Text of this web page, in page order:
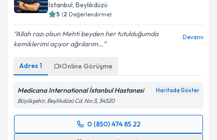
E-posta Adresiniz
Kişisel verilerimin işlenmesine ilişkin
kapsamda işlenmesini kabul ediyorum.
Takvim Talebini Gönder
İstanbul, Beylikdüzü
5 (2 Değerlendirme)
Allah razı olsun Mehti beyden her tutulduğumda
kemiklerimi açıyor ağrılarım...
Devamı
Adres 1 Online Görüşme
Medicana International İstanbul Hastanesi Haritada Göster
Büyükşehir, Beylikdüzü Cd. No:3, 34520
0 (850) 474 85 22
Randevu Takvimi Talebi